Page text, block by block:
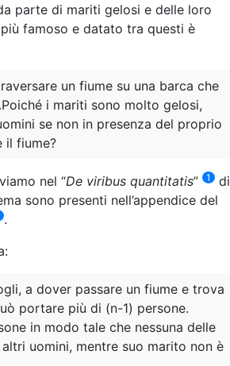
parte di mariti gelosi e delle loro
famoso e datato tra questi è
un fiume su una barca che
i mariti sono molto gelosi,
se non in presenza del proprio
il fiume?
nel “De viribus quantitatis” 1
di
sono presenti nell’appendice del
.
a dover passare un fiume e trova
portare più di (n-1) persone.
in modo tale che nessuna delle
uomini, mentre suo marito non è